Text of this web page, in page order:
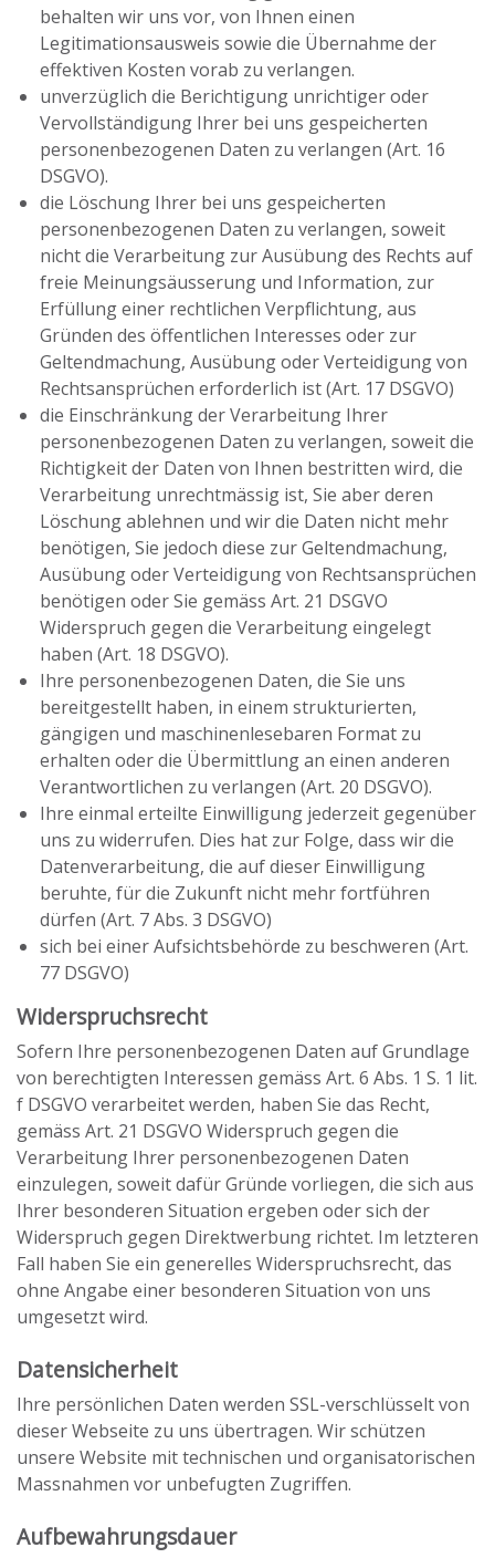
behalten wir uns vor, von Ihnen einen
Legitimationsausweis sowie die Übernahme der
effektiven Kosten vorab zu verlangen.
unverzüglich die Berichtigung unrichtiger oder
Vervollständigung Ihrer bei uns gespeicherten
personenbezogenen Daten zu verlangen (Art. 16
DSGVO).
die Löschung Ihrer bei uns gespeicherten
personenbezogenen Daten zu verlangen, soweit
nicht die Verarbeitung zur Ausübung des Rechts auf
freie Meinungsäusserung und Information, zur
Erfüllung einer rechtlichen Verpflichtung, aus
Gründen des öffentlichen Interesses oder zur
Geltendmachung, Ausübung oder Verteidigung von
Rechtsansprüchen erforderlich ist (Art. 17 DSGVO)
die Einschränkung der Verarbeitung Ihrer
personenbezogenen Daten zu verlangen, soweit die
Richtigkeit der Daten von Ihnen bestritten wird, die
Verarbeitung unrechtmässig ist, Sie aber deren
Löschung ablehnen und wir die Daten nicht mehr
benötigen, Sie jedoch diese zur Geltendmachung,
Ausübung oder Verteidigung von Rechtsansprüchen
benötigen oder Sie gemäss Art. 21 DSGVO
Widerspruch gegen die Verarbeitung eingelegt
haben (Art. 18 DSGVO).
Ihre personenbezogenen Daten, die Sie uns
bereitgestellt haben, in einem strukturierten,
gängigen und maschinenlesebaren Format zu
erhalten oder die Übermittlung an einen anderen
Verantwortlichen zu verlangen (Art. 20 DSGVO).
Ihre einmal erteilte Einwilligung jederzeit gegenüber
uns zu widerrufen. Dies hat zur Folge, dass wir die
Datenverarbeitung, die auf dieser Einwilligung
beruhte, für die Zukunft nicht mehr fortführen
dürfen (Art. 7 Abs. 3 DSGVO)
sich bei einer Aufsichtsbehörde zu beschweren (Art.
77 DSGVO)
Widerspruchsrecht
Sofern Ihre personenbezogenen Daten auf Grundlage
von berechtigten Interessen gemäss Art. 6 Abs. 1 S. 1 lit.
f DSGVO verarbeitet werden, haben Sie das Recht,
gemäss Art. 21 DSGVO Widerspruch gegen die
Verarbeitung Ihrer personenbezogenen Daten
einzulegen, soweit dafür Gründe vorliegen, die sich aus
Ihrer besonderen Situation ergeben oder sich der
Widerspruch gegen Direktwerbung richtet. Im letzteren
Fall haben Sie ein generelles Widerspruchsrecht, das
ohne Angabe einer besonderen Situation von uns
umgesetzt wird.
Datensicherheit
Ihre persönlichen Daten werden SSL-verschlüsselt von
dieser Webseite zu uns übertragen. Wir schützen
unsere Website mit technischen und organisatorischen
Massnahmen vor unbefugten Zugriffen.
Aufbewahrungsdauer